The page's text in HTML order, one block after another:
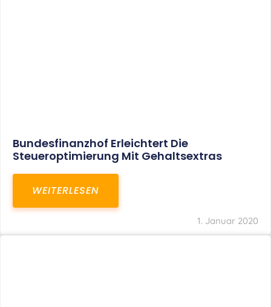
Bundesfinanzhof Erleichtert Die
Steueroptimierung Mit Gehaltsextras
WEITERLESEN
1. Januar 2020